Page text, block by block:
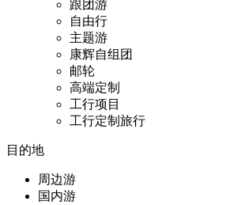
跟团游
自由行
主题游
康辉自组团
邮轮
高端定制
工行项目
工行定制旅行
目的地
周边游
国内游